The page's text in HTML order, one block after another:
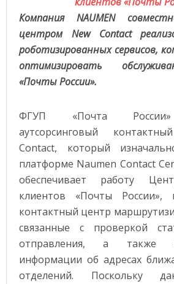
Компания NAUMEN
центром New Contact
роботизированных сервисов,
оптимизировать
«Почты России».
ФГУП «Почта России»
аутсорсинговый
Contact, который
платформе Naumen Contact
обеспечивает работу
клиентов «Почты России»,
контактный центр
связанные с проверкой
отправления, а также
информации об адресах
отделений. Поскольку